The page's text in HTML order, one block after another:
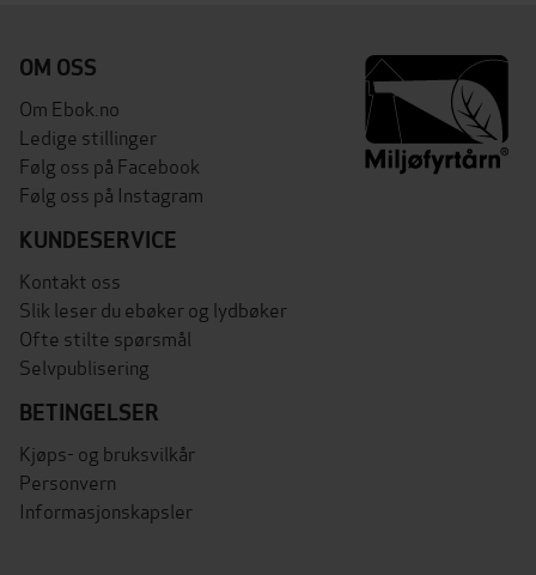
OM OSS
Om Ebok.no
Ledige stillinger
Følg oss på Facebook
Følg oss på Instagram
KUNDESERVICE
Kontakt oss
Slik leser du ebøker og lydbøker
Ofte stilte spørsmål
Selvpublisering
BETINGELSER
Kjøps- og bruksvilkår
Personvern
Informasjonskapsler